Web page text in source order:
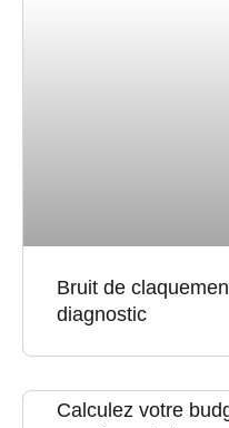
Bruit de
diagnostic
Calculez votre